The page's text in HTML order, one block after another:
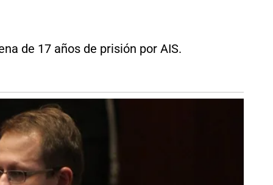
de 17 años de prisión por AIS.